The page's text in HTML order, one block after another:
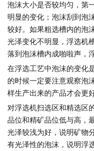
泡沫大小是否较均匀，第
明显的变化；泡沫刮到泡
较好。如果粗选槽内的泡
光泽变化不明显，浮选机
落到泡沫槽内成啪啦声，
在浮选工艺中泡沫的变化
的时候一定要注意观察泡
样生产出来的产品才会更好
对浮选机扫选区和精选区
品位和精矿品位低与高，
光泽较浅为好，说明矿物
有光泽性的泡沫，说明浮